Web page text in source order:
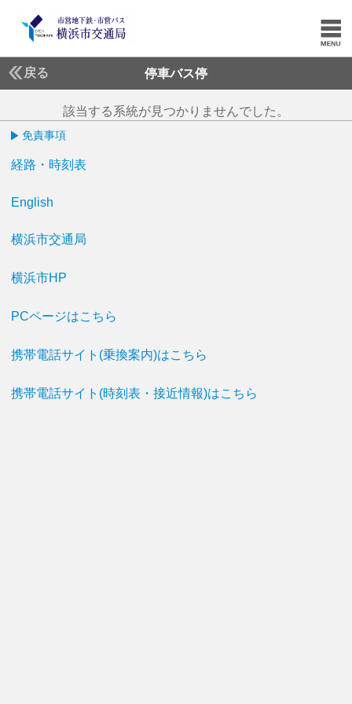
戻る 停車バス停
該当する系統が見つかりませんでした。
免責事項
経路・時刻表
English
横浜市交通局
横浜市HP
PCページはこちら
携帯電話サイト(乗換案内)はこちら
携帯電話サイト(時刻表・接近情報)はこちら